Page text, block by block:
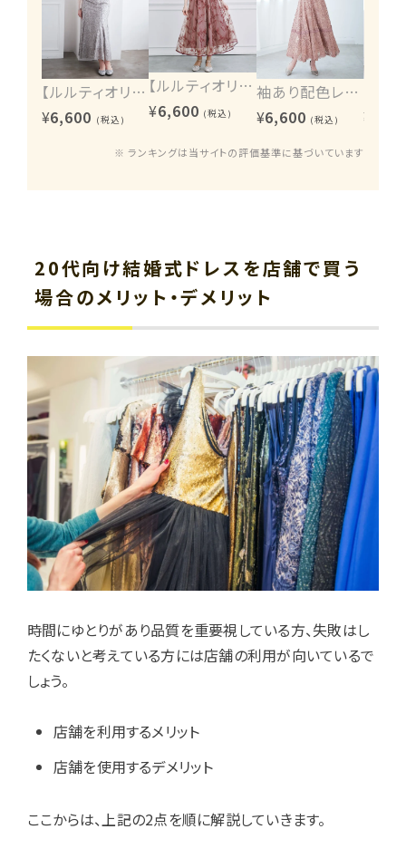
【ルルティオリジナル】ヴィンテージレース2wayワンピース
¥6,600 (税込)
【ルルティオリジナル】エンブロイダリーワンピース
¥6,600 (税込)
袖あり配色レースハシゴ切り替えワンピース
¥6,600 (税込) ¥
※ ランキングは当サイトの評価基準に基づいています
20代向け結婚式ドレスを店舗で買う
場合のメリット・デメリット
時間にゆとりがあり品質を重要視している方、失敗はし
たくないと考えている方には店舗の利用が向いているで
しょう。
店舗を利用するメリット
店舗を使用するデメリット
ここからは、上記の2点を順に解説していきます。